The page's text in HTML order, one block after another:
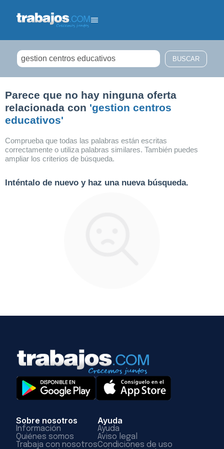
Parece que no hay ninguna oferta
relacionada con 'gestion centros
educativos'
Comprueba que todas las palabras están escritas
correctamente o utiliza palabras similares. También puedes
ampliar los criterios de búsqueda.
Inténtalo de nuevo y haz una nueva búsqueda.
Sobre nosotros
Información
Quiénes somos
Trabaja con nosotros
Ayuda
Ayuda
Aviso legal
Condiciones de uso